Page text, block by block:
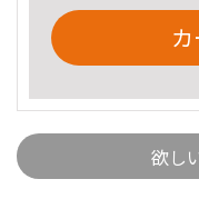
欲し